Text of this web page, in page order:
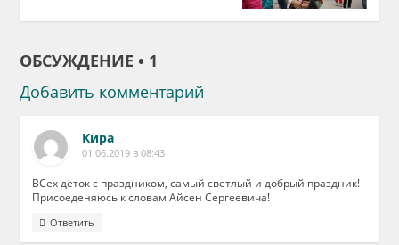
ОБСУЖДЕНИЕ • 1
Добавить комментарий
Кира
01.06.2019 в 08:43
ВСех деток с праздником, самый светлый и добрый праздник!
Присоеденяюсь к словам Айсен Сергеевича!
Ответить